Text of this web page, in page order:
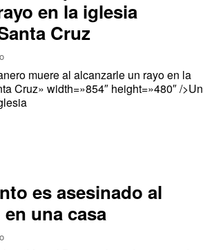
en la iglesia
Cruz
muere al alcanzarle un rayo en la
Cruz» width=»854″ height=»480″ />Un
es asesinado al
una casa